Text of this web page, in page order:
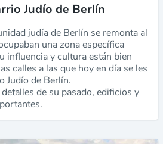
Judío de Berlín
judía de Berlín se remonta al
una zona específica
influencia y cultura están bien
calles a las que hoy en día se les
Judío de Berlín.
de su pasado, edificios y